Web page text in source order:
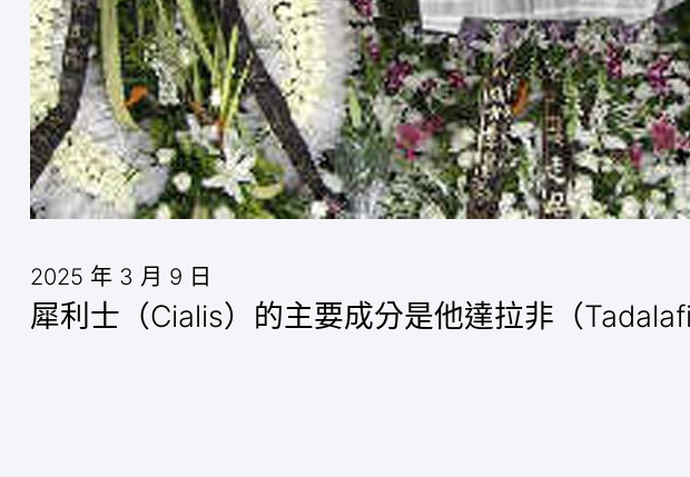
2025 年 3 月 9 日
犀利士（Cialis）的主要成分是他達拉非（